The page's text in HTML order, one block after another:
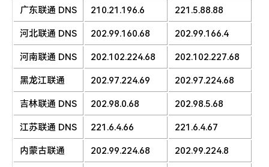
广东联通 DNS 210.21.196.6 221.5.88.88
河北联通 DNS 202.99.160.68 202.99.166.4
河南联通 DNS 202.102.224.68 202.102.227.68
黑龙江联通 202.97.224.69 202.97.224.68
吉林联通 DNS 202.98.0.68 202.98.5.68
江苏联通 DNS 221.6.4.66 221.6.4.67
内蒙古联通 202.99.224.68 202.99.224.8